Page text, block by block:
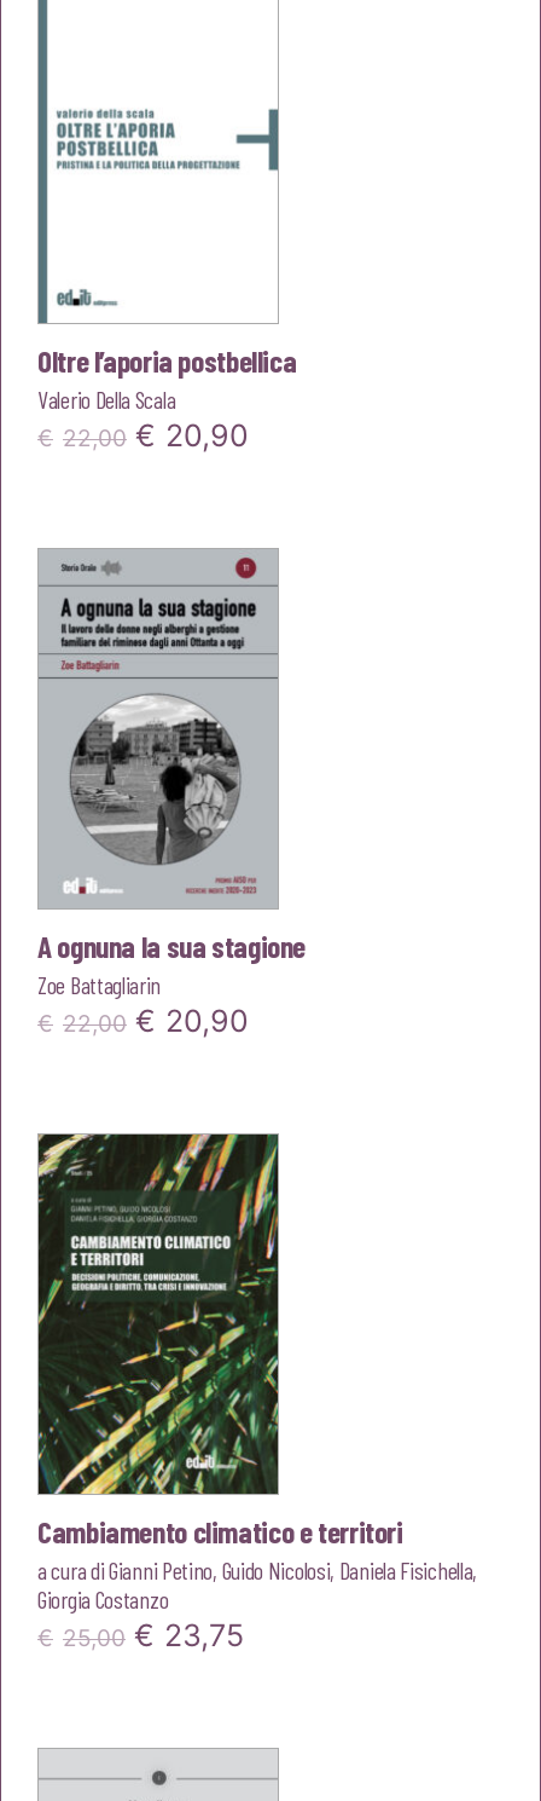
Oltre l’aporia postbellica
Valerio Della Scala
€ 22,00 Il
€22,00.
€ 20,90
è:
€20,90.
A ognuna la sua stagione
Zoe Battagliarin
€ 22,00 Il
era:
€22,00.
€ 20,90
è:
€20,90.
Cambiamento climatico e territori
a cura diGianni Petino, Guido Nicolosi, Daniela Fisichella,
Giorgia Costanzo
€ 25,00 Il
era:
€ 23,75